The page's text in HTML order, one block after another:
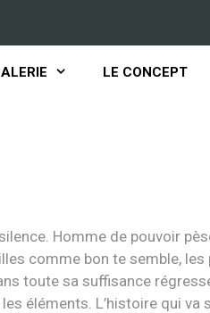
LE CONCEPT
Homme de pouvoir
comme bon te semble, les
toute sa suffisance
éléments. L’histoire qui va